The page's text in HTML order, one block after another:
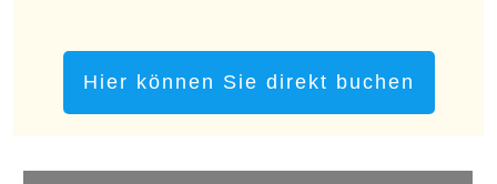
Hier können Sie direkt buchen